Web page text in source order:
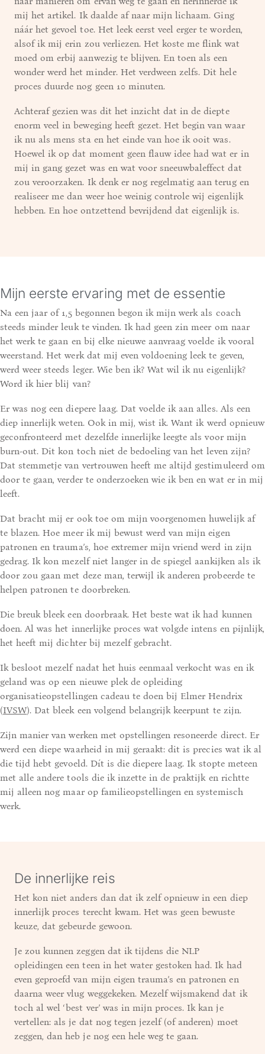
mij het artikel. Ik daalde af naar mijn lichaam. Ging
náár het gevoel toe. Het leek eerst veel erger te worden,
alsof ik mij erin zou verliezen. Het koste me flink wat
moed om erbij aanwezig te blijven. En toen als een
wonder werd het minder. Het verdween zelfs. Dit hele
proces duurde nog geen 10 minuten.
Achteraf gezien was dit het inzicht dat in de diepte
enorm veel in beweging heeft gezet. Het begin van waar
ik nu als mens sta en het einde van hoe ik ooit was.
Hoewel ik op dat moment geen flauw idee had wat er in
mij in gang gezet was en wat voor sneeuwbaleffect dat
zou veroorzaken. Ik denk er nog regelmatig aan terug en
realiseer me dan weer hoe weinig controle wij eigenlijk
hebben. En hoe ontzettend bevrijdend dat eigenlijk is.
Mijn eerste ervaring met de essentie
Na een jaar of 1,5 begonnen begon ik mijn werk als coach
steeds minder leuk te vinden. Ik had geen zin meer om naar
het werk te gaan en bij elke nieuwe aanvraag voelde ik vooral
weerstand. Het werk dat mij even voldoening leek te geven,
werd weer steeds leger. Wie ben ik? Wat wil ik nu eigenlijk?
Word ik hier blij van?
Er was nog een diepere laag. Dat voelde ik aan alles. Als een
diep innerlijk weten. Ook in mij, wist ik. Want ik werd opnieuw
geconfronteerd met dezelfde innerlijke leegte als voor mijn
burn-out. Dit kon toch niet de bedoeling van het leven zijn?
Dat stemmetje van vertrouwen heeft me altijd gestimuleerd om
door te gaan, verder te onderzoeken wie ik ben en wat er in mij
leeft.
Dat bracht mij er ook toe om mijn voorgenomen huwelijk af
te blazen. Hoe meer ik mij bewust werd van mijn eigen
patronen en trauma’s, hoe extremer mijn vriend werd in zijn
gedrag. Ik kon mezelf niet langer in de spiegel aankijken als ik
door zou gaan met deze man, terwijl ik anderen probeerde te
helpen patronen te doorbreken.
Die breuk bleek een doorbraak. Het beste wat ik had kunnen
doen. Al was het innerlijke proces wat volgde intens en pijnlijk,
het heeft mij dichter bij mezelf gebracht.
Ik besloot mezelf nadat het huis eenmaal verkocht was en ik
geland was op een nieuwe plek de opleiding
organisatieopstellingen cadeau te doen bij Elmer Hendrix
(IVSW). Dat bleek een volgend belangrijk keerpunt te zijn.
Zijn manier van werken met opstellingen resoneerde direct. Er
werd een diepe waarheid in mij geraakt: dit is precies wat ik al
die tijd hebt gevoeld. Dít is die diepere laag. Ik stopte meteen
met alle andere tools die ik inzette in de praktijk en richtte
mij alleen nog maar op familieopstellingen en systemisch
werk.
De innerlijke reis
Het kon niet anders dan dat ik zelf opnieuw in een diep
innerlijk proces terecht kwam. Het was geen bewuste
keuze, dat gebeurde gewoon.
Je zou kunnen zeggen dat ik tijdens die NLP
opleidingen een teen in het water gestoken had. Ik had
even geproefd van mijn eigen trauma’s en patronen en
daarna weer vlug weggekeken. Mezelf wijsmakend dat ik
toch al wel ‘best ver’ was in mijn proces. Ik kan je
vertellen: als je dat nog tegen jezelf (of anderen) moet
zeggen, dan heb je nog een hele weg te gaan.